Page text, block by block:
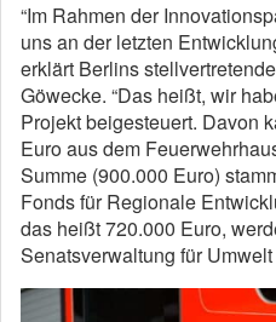
“Im Rahmen der
uns an der letzten
erklärt Berlins
Göwecke. “Das heißt, wir
Projekt beigesteuert. Davon
Euro aus dem
Summe (900.000 Euro)
Fonds für Regionale
das heißt 720.000 Euro,
Senatsverwaltung für